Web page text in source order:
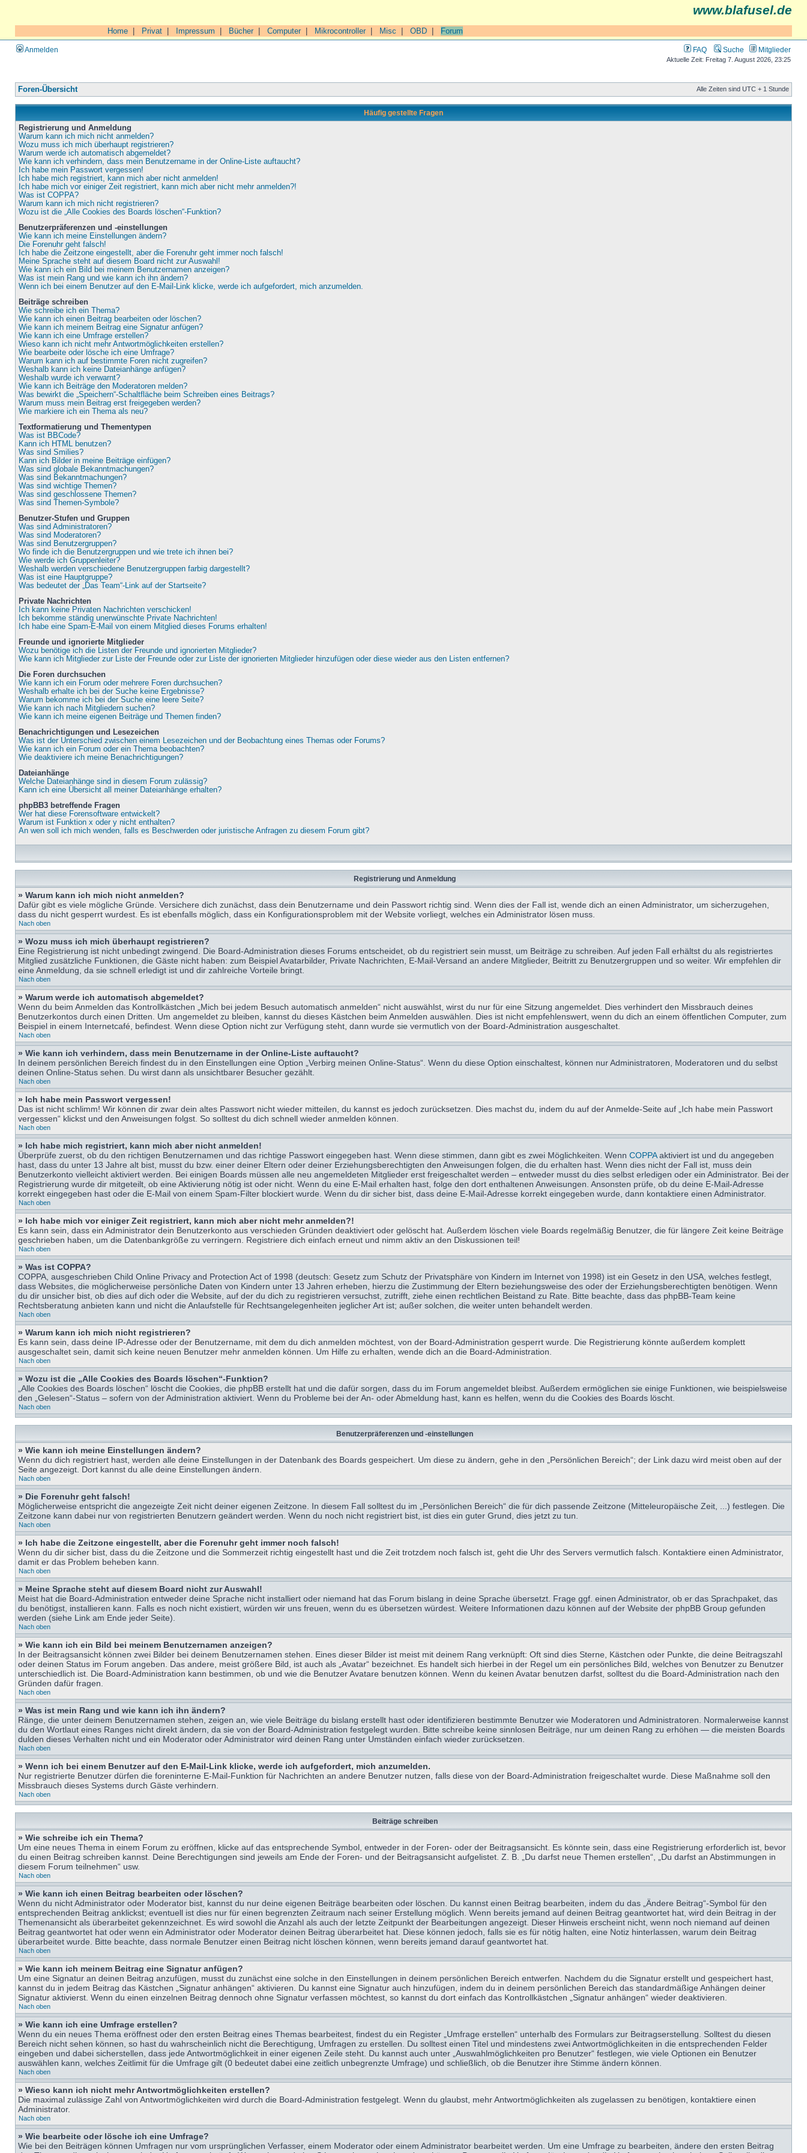
www.blafusel.de
Home Privat Impressum Bücher| Computer| Mikrocontroller| Misc OBD Forum
Anmelden FAQ Suche Mitglieder
Aktuelle Zeit: Freitag 7. August 2026, 23:25
Foren-Übersicht Alle Zeiten sind UTC + 1 Stunde
Häufig gestellte Fragen
Registrierung und Anmeldung
Warum kann ich mich nicht anmelden?
Wozu muss ich mich überhaupt registrieren?
Warum werde ich automatisch abgemeldet?
Wie kann ich verhindern, dass mein Benutzername in der Online-Liste auftaucht?
Ich habe mein Passwort vergessen!
Ich habe mich registriert, kann mich aber nicht anmelden!
Ich habe mich vor einiger Zeit registriert, kann mich aber nicht mehr anmelden?!
Was ist COPPA?
Warum kann ich mich nicht registrieren?
Wozu ist die „Alle Cookies des Boards löschen“-Funktion?
Benutzerpräferenzen und -einstellungen
Wie kann ich meine Einstellungen ändern?
Die Forenuhr geht falsch!
Ich habe die Zeitzone eingestellt, aber die Forenuhr geht immer noch falsch!
Meine Sprache steht auf diesem Board nicht zur Auswahl!
Wie kann ich ein Bild bei meinem Benutzernamen anzeigen?
Was ist mein Rang und wie kann ich ihn ändern?
Wenn ich bei einem Benutzer auf den E-Mail-Link klicke, werde ich aufgefordert, mich anzumelden.
Beiträge schreiben
Wie schreibe ich ein Thema?
Wie kann ich einen Beitrag bearbeiten oder löschen?
Wie kann ich meinem Beitrag eine Signatur anfügen?
Wie kann ich eine Umfrage erstellen?
Wieso kann ich nicht mehr Antwortmöglichkeiten erstellen?
Wie bearbeite oder lösche ich eine Umfrage?
Warum kann ich auf bestimmte Foren nicht zugreifen?
Weshalb kann ich keine Dateianhänge anfügen?
Weshalb wurde ich verwarnt?
Wie kann ich Beiträge den Moderatoren melden?
Was bewirkt die „Speichern“-Schaltfläche beim Schreiben eines Beitrags?
Warum muss mein Beitrag erst freigegeben werden?
Wie markiere ich ein Thema als neu?
Textformatierung und Thementypen
Was ist BBCode?
Kann ich HTML benutzen?
Was sind Smilies?
Kann ich Bilder in meine Beiträge einfügen?
Was sind globale Bekanntmachungen?
Was sind Bekanntmachungen?
Was sind wichtige Themen?
Was sind geschlossene Themen?
Was sind Themen-Symbole?
Benutzer-Stufen und Gruppen
Was sind Administratoren?
Was sind Moderatoren?
Was sind Benutzergruppen?
Wo finde ich die Benutzergruppen und wie trete ich ihnen bei?
Wie werde ich Gruppenleiter?
Weshalb werden verschiedene Benutzergruppen farbig dargestellt?
Was ist eine Hauptgruppe?
Was bedeutet der „Das Team“-Link auf der Startseite?
Private Nachrichten
Ich kann keine Privaten Nachrichten verschicken!
Ich bekomme ständig unerwünschte Private Nachrichten!
Ich habe eine Spam-E-Mail von einem Mitglied dieses Forums erhalten!
Freunde und ignorierte Mitglieder
Wozu benötige ich die Listen der Freunde und ignorierten Mitglieder?
Wie kann ich Mitglieder zur Liste der Freunde oder zur Liste der ignorierten Mitglieder hinzufügen oder diese wieder aus den Listen entfernen?
Die Foren durchsuchen
Wie kann ich ein Forum oder mehrere Foren durchsuchen?
Weshalb erhalte ich bei der Suche keine Ergebnisse?
Warum bekomme ich bei der Suche eine leere Seite?
Wie kann ich nach Mitgliedern suchen?
Wie kann ich meine eigenen Beiträge und Themen finden?
Benachrichtigungen und Lesezeichen
Was ist der Unterschied zwischen einem Lesezeichen und der Beobachtung eines Themas oder Forums?
Wie kann ich ein Forum oder ein Thema beobachten?
Wie deaktiviere ich meine Benachrichtigungen?
Dateianhänge
Welche Dateianhänge sind in diesem Forum zulässig?
Kann ich eine Übersicht all meiner Dateianhänge erhalten?
phpBB3 betreffende Fragen
Wer hat diese Forensoftware entwickelt?
Warum ist Funktion x oder y nicht enthalten?
An wen soll ich mich wenden, falls es Beschwerden oder juristische Anfragen zu diesem Forum gibt?
Registrierung und Anmeldung
» Warum kann ich mich nicht anmelden?
Dafür gibt es viele mögliche Gründe. Versichere dich zunächst, dass dein Benutzername und dein Passwort richtig sind. Wenn dies der Fall ist, wende dich an einen Administrator, um sicherzugehen,
dass du nicht gesperrt wurdest. Es ist ebenfalls möglich, dass ein Konfigurationsproblem mit der Website vorliegt, welches ein Administrator lösen muss.
Nach oben
» Wozu muss ich mich überhaupt registrieren?
Eine Registrierung ist nicht unbedingt zwingend. Die Board-Administration dieses Forums entscheidet, ob du registriert sein musst, um Beiträge zu schreiben. Auf jeden Fall erhältst du als registriertes
Mitglied zusätzliche Funktionen, die Gäste nicht haben: zum Beispiel Avatarbilder, Private Nachrichten, E-Mail-Versand an andere Mitglieder, Beitritt zu Benutzergruppen und so weiter. Wir empfehlen dir
eine Anmeldung, da sie schnell erledigt ist und dir zahlreiche Vorteile bringt.
Nach oben
» Warum werde ich automatisch abgemeldet?
Wenn du beim Anmelden das Kontrollkästchen „Mich bei jedem Besuch automatisch anmelden“ nicht auswählst, wirst du nur für eine Sitzung angemeldet. Dies verhindert den Missbrauch deines
Benutzerkontos durch einen Dritten. Um angemeldet zu bleiben, kannst du dieses Kästchen beim Anmelden auswählen. Dies ist nicht empfehlenswert, wenn du dich an einem öffentlichen Computer, zum
Beispiel in einem Internetcafé, befindest. Wenn diese Option nicht zur Verfügung steht, dann wurde sie vermutlich von der Board-Administration ausgeschaltet.
Nach oben
» Wie kann ich verhindern, dass mein Benutzername in der Online-Liste auftaucht?
In deinem persönlichen Bereich findest du in den Einstellungen eine Option „Verbirg meinen Online-Status“. Wenn du diese Option einschaltest, können nur Administratoren, Moderatoren und du selbst
deinen Online-Status sehen. Du wirst dann als unsichtbarer Besucher gezählt.
Nach oben
» Ich habe mein Passwort vergessen!
Das ist nicht schlimm! Wir können dir zwar dein altes Passwort nicht wieder mitteilen, du kannst es jedoch zurücksetzen. Dies machst du, indem du auf der Anmelde-Seite auf „Ich habe mein Passwort
vergessen“ klickst und den Anweisungen folgst. So solltest du dich schnell wieder anmelden können.
Nach oben
» Ich habe mich registriert, kann mich aber nicht anmelden!
Überprüfe zuerst, ob du den richtigen Benutzernamen und das richtige Passwort eingegeben hast. Wenn diese stimmen, dann gibt es zwei Möglichkeiten. Wenn COPPAaktiviert ist und du angegeben
hast, dass du unter 13 Jahre alt bist, musst du bzw. einer deiner Eltern oder deiner Erziehungsberechtigten den Anweisungen folgen, die du erhalten hast. Wenn dies nicht der Fall ist, muss dein
Benutzerkonto vielleicht aktiviert werden. Bei einigen Boards müssen alle neu angemeldeten Mitglieder erst freigeschaltet werden – entweder musst du dies selbst erledigen oder ein Administrator. Bei der
Registrierung wurde dir mitgeteilt, ob eine Aktivierung nötig ist oder nicht. Wenn du eine E-Mail erhalten hast, folge den dort enthaltenen Anweisungen. Ansonsten prüfe, ob du deine E-Mail-Adresse
korrekt eingegeben hast oder die E-Mail von einem Spam-Filter blockiert wurde. Wenn du dir sicher bist, dass deine E-Mail-Adresse korrekt eingegeben wurde, dann kontaktiere einen Administrator.
Nach oben
» Ich habe mich vor einiger Zeit registriert, kann mich aber nicht mehr anmelden?!
Es kann sein, dass ein Administrator dein Benutzerkonto aus verschieden Gründen deaktiviert oder gelöscht hat. Außerdem löschen viele Boards regelmäßig Benutzer, die für längere Zeit keine Beiträge
geschrieben haben, um die Datenbankgröße zu verringern. Registriere dich einfach erneut und nimm aktiv an den Diskussionen teil!
Nach oben
» Was ist COPPA?
COPPA, ausgeschrieben Child Online Privacy and Protection Act of 1998 (deutsch: Gesetz zum Schutz der Privatsphäre von Kindern im Internet von 1998) ist ein Gesetz in den USA, welches festlegt,
dass Websites, die möglicherweise persönliche Daten von Kindern unter 13 Jahren erheben, hierzu die Zustimmung der Eltern beziehungsweise des oder der Erziehungsberechtigten benötigen. Wenn
du dir unsicher bist, ob dies auf dich oder die Website, auf der du dich zu registrieren versuchst, zutrifft, ziehe einen rechtlichen Beistand zu Rate. Bitte beachte, dass das phpBB-Team keine
Rechtsberatung anbieten kann und nicht die Anlaufstelle für Rechtsangelegenheiten jeglicher Art ist; außer solchen, die weiter unten behandelt werden.
Nach oben
» Warum kann ich mich nicht registrieren?
Es kann sein, dass deine IP-Adresse oder der Benutzername, mit dem du dich anmelden möchtest, von der Board-Administration gesperrt wurde. Die Registrierung könnte außerdem komplett
ausgeschaltet sein, damit sich keine neuen Benutzer mehr anmelden können. Um Hilfe zu erhalten, wende dich an die Board-Administration.
Nach oben
» Wozu ist die „Alle Cookies des Boards löschen“-Funktion?
„Alle Cookies des Boards löschen“ löscht die Cookies, die phpBB erstellt hat und die dafür sorgen, dass du im Forum angemeldet bleibst. Außerdem ermöglichen sie einige Funktionen, wie beispielsweise
den „Gelesen“-Status – sofern von der Administration aktiviert. Wenn du Probleme bei der An- oder Abmeldung hast, kann es helfen, wenn du die Cookies des Boards löscht.
Nach oben
Benutzerpräferenzen und -einstellungen
» Wie kann ich meine Einstellungen ändern?
Wenn du dich registriert hast, werden alle deine Einstellungen in der Datenbank des Boards gespeichert. Um diese zu ändern, gehe in den „Persönlichen Bereich“; der Link dazu wird meist oben auf der
Seite angezeigt. Dort kannst du alle deine Einstellungen ändern.
Nach oben
» Die Forenuhr geht falsch!
Möglicherweise entspricht die angezeigte Zeit nicht deiner eigenen Zeitzone. In diesem Fall solltest du im „Persönlichen Bereich“ die für dich passende Zeitzone (Mitteleuropäische Zeit, ...) festlegen. Die
Zeitzone kann dabei nur von registrierten Benutzern geändert werden. Wenn du noch nicht registriert bist, ist dies ein guter Grund, dies jetzt zu tun.
Nach oben
» Ich habe die Zeitzone eingestellt, aber die Forenuhr geht immer noch falsch!
Wenn du dir sicher bist, dass du die Zeitzone und die Sommerzeit richtig eingestellt hast und die Zeit trotzdem noch falsch ist, geht die Uhr des Servers vermutlich falsch. Kontaktiere einen Administrator,
damit er das Problem beheben kann.
Nach oben
» Meine Sprache steht auf diesem Board nicht zur Auswahl!
Meist hat die Board-Administration entweder deine Sprache nicht installiert oder niemand hat das Forum bislang in deine Sprache übersetzt. Frage ggf. einen Administrator, ob er das Sprachpaket, das
du benötigst, installieren kann. Falls es noch nicht existiert, würden wir uns freuen, wenn du es übersetzen würdest. Weitere Informationen dazu können auf der Website der phpBB Group gefunden
werden (siehe Link am Ende jeder Seite).
Nach oben
» Wie kann ich ein Bild bei meinem Benutzernamen anzeigen?
In der Beitragsansicht können zwei Bilder bei deinem Benutzernamen stehen. Eines dieser Bilder ist meist mit deinem Rang verknüpft: Oft sind dies Sterne, Kästchen oder Punkte, die deine Beitragszahl
oder deinen Status im Forum angeben. Das andere, meist größere Bild, ist auch als „Avatar“ bezeichnet. Es handelt sich hierbei in der Regel um ein persönliches Bild, welches von Benutzer zu Benutzer
unterschiedlich ist. Die Board-Administration kann bestimmen, ob und wie die Benutzer Avatare benutzen können. Wenn du keinen Avatar benutzen darfst, solltest du die Board-Administration nach den
Gründen dafür fragen.
Nach oben
» Was ist mein Rang und wie kann ich ihn ändern?
Ränge, die unter deinem Benutzernamen stehen, zeigen an, wie viele Beiträge du bislang erstellt hast oder identifizieren bestimmte Benutzer wie Moderatoren und Administratoren. Normalerweise kannst
du den Wortlaut eines Ranges nicht direkt ändern, da sie von der Board-Administration festgelegt wurden. Bitte schreibe keine sinnlosen Beiträge, nur um deinen Rang zu erhöhen — die meisten Boards
dulden dieses Verhalten nicht und ein Moderator oder Administrator wird deinen Rang unter Umständen einfach wieder zurücksetzen.
Nach oben
» Wenn ich bei einem Benutzer auf den E-Mail-Link klicke, werde ich aufgefordert, mich anzumelden.
Nur registrierte Benutzer dürfen die foreninterne E-Mail-Funktion für Nachrichten an andere Benutzer nutzen, falls diese von der Board-Administration freigeschaltet wurde. Diese Maßnahme soll den
Missbrauch dieses Systems durch Gäste verhindern.
Nach oben
Beiträge schreiben
» Wie schreibe ich ein Thema?
Um eine neues Thema in einem Forum zu eröffnen, klicke auf das entsprechende Symbol, entweder in der Foren- oder der Beitragsansicht. Es könnte sein, dass eine Registrierung erforderlich ist, bevor
du einen Beitrag schreiben kannst. Deine Berechtigungen sind jeweils am Ende der Foren- und der Beitragsansicht aufgelistet. Z. B. „Du darfst neue Themen erstellen“, „Du darfst an Abstimmungen in
diesem Forum teilnehmen“ usw.
Nach oben
» Wie kann ich einen Beitrag bearbeiten oder löschen?
Wenn du nicht Administrator oder Moderator bist, kannst du nur deine eigenen Beiträge bearbeiten oder löschen. Du kannst einen Beitrag bearbeiten, indem du das „Ändere Beitrag“-Symbol für den
entsprechenden Beitrag anklickst; eventuell ist dies nur für einen begrenzten Zeitraum nach seiner Erstellung möglich. Wenn bereits jemand auf deinen Beitrag geantwortet hat, wird dein Beitrag in der
Themenansicht als überarbeitet gekennzeichnet. Es wird sowohl die Anzahl als auch der letzte Zeitpunkt der Bearbeitungen angezeigt. Dieser Hinweis erscheint nicht, wenn noch niemand auf deinen
Beitrag geantwortet hat oder wenn ein Administrator oder Moderator deinen Beitrag überarbeitet hat. Diese können jedoch, falls sie es für nötig halten, eine Notiz hinterlassen, warum dein Beitrag
überarbeitet wurde. Bitte beachte, dass normale Benutzer einen Beitrag nicht löschen können, wenn bereits jemand darauf geantwortet hat.
Nach oben
» Wie kann ich meinem Beitrag eine Signatur anfügen?
Um eine Signatur an deinen Beitrag anzufügen, musst du zunächst eine solche in den Einstellungen in deinem persönlichen Bereich entwerfen. Nachdem du die Signatur erstellt und gespeichert hast,
kannst du in jedem Beitrag das Kästchen „Signatur anhängen“ aktivieren. Du kannst eine Signatur auch hinzufügen, indem du in deinem persönlichen Bereich das standardmäßige Anhängen deiner
Signatur aktivierst. Wenn du einen einzelnen Beitrag dennoch ohne Signatur verfassen möchtest, so kannst du dort einfach das Kontrollkästchen „Signatur anhängen“ wieder deaktivieren.
Nach oben
» Wie kann ich eine Umfrage erstellen?
Wenn du ein neues Thema eröffnest oder den ersten Beitrag eines Themas bearbeitest, findest du ein Register „Umfrage erstellen“ unterhalb des Formulars zur Beitragserstellung. Solltest du diesen
Bereich nicht sehen können, so hast du wahrscheinlich nicht die Berechtigung, Umfragen zu erstellen. Du solltest einen Titel und mindestens zwei Antwortmöglichkeiten in die entsprechenden Felder
eingeben und dabei sicherstellen, dass jede Antwortmöglichkeit in einer eigenen Zeile steht. Du kannst auch unter „Auswahlmöglichkeiten pro Benutzer“ festlegen, wie viele Optionen ein Benutzer
auswählen kann, welches Zeitlimit für die Umfrage gilt (0 bedeutet dabei eine zeitlich unbegrenzte Umfrage) und schließlich, ob die Benutzer ihre Stimme ändern können.
Nach oben
» Wieso kann ich nicht mehr Antwortmöglichkeiten erstellen?
Die maximal zulässige Zahl von Antwortmöglichkeiten wird durch die Board-Administration festgelegt. Wenn du glaubst, mehr Antwortmöglichkeiten als zugelassen zu benötigen, kontaktiere einen
Administrator.
Nach oben
» Wie bearbeite oder lösche ich eine Umfrage?
Wie bei den Beiträgen können Umfragen nur vom ursprünglichen Verfasser, einem Moderator oder einem Administrator bearbeitet werden. Um eine Umfrage zu bearbeiten, ändere den ersten Beitrag